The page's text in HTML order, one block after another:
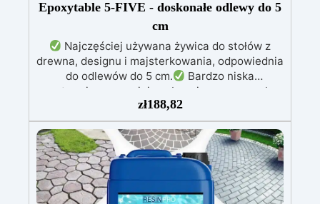
Epoxytable 5-FIVE - doskonałe odlewy do 5
cm
Najczęściej używana żywica do stołów z
drewna, designu i majsterkowania, odpowiednia
do odlewów do 5 cm.
Bardzo niska
egzotermia zapewniająca bezpieczną pracę bez
Odporna na zarysowania i
żółknięcie dzięki filtrom UV i wysokiej jakości
mechanicznej.
Niska lepkość, eliminująca
pęcherzyki powietrza i zapewniająca gładkie
wykończenie.
Bezpieczna i nietoksyczna,
wolna od BPA/VOC, certyfikowana do
długotrwałego kontaktu ze skórą.
zł188,82